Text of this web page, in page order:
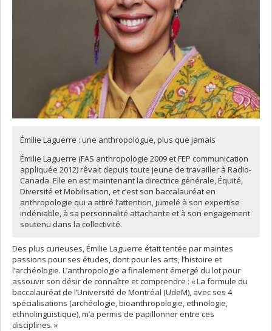
Émilie Laguerre : une anthropologue, plus que jamais
Émilie Laguerre (FAS anthropologie 2009 et FEP communication
appliquée 2012) rêvait depuis toute jeune de travailler à Radio-
Canada. Elle en est maintenant la directrice générale, Équité,
Diversité et Mobilisation, et c’est son baccalauréat en
anthropologie qui a attiré l’attention, jumelé à son expertise
indéniable, à sa personnalité attachante et à son engagement
soutenu dans la collectivité.
Des plus curieuses, Émilie Laguerre était tentée par maintes
passions pour ses études, dont pour les arts, l’histoire et
l’archéologie. L’anthropologie a finalement émergé du lot pour
assouvir son désir de connaître et comprendre : « La formule du
baccalauréat de l’Université de Montréal (UdeM), avec ses 4
spécialisations (archéologie, bioanthropologie, ethnologie,
ethnolinguistique), m’a permis de papillonner entre ces
disciplines. »